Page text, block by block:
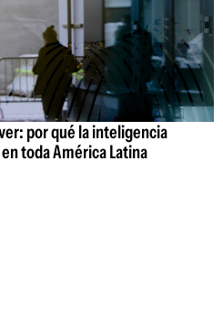
por qué la inteligencia
toda América Latina